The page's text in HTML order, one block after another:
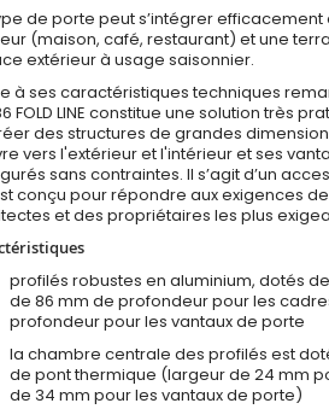
Porte pliante
de porte peut s’intégrer
(maison, café, restaurant) et une
extérieur à usage saisonnier.
à ses caractéristiques techniques
FOLD LINE constitue une solution très
des structures de grandes
vers l'extérieur et l'intérieur et ses
sans contraintes. Il s’agit d’un
conçu pour répondre aux exigences
et des propriétaires les plus
profilés robustes en aluminium, dotés
de 86 mm de profondeur pour les
profondeur pour les vantaux de porte
la chambre centrale des profilés est
de pont thermique (largeur de 24 mm
de 34 mm pour les vantaux de porte)